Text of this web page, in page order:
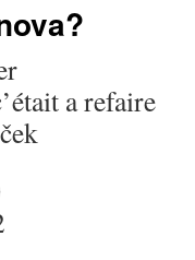
a refaire